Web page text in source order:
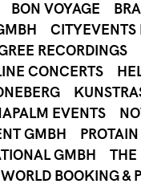
BON VOYAGE
CITYEVENTS
RECORDINGS
CONCERTS
EVENTS
GMBH
GMBH
THE
BOOKING &